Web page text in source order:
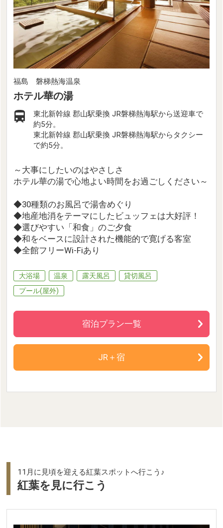
福島 磐梯熱海温泉
ホテル華の湯
東北新幹線 郡山駅乗換 JR磐梯熱海駅から送迎車で
約5分。
東北新幹線 郡山駅乗換 JR磐梯熱海駅からタクシー
で約5分。
～大事にしたいのはやさしさ
ホテル華の湯で心地よい時間をお過ごしください～
◆30種類のお風呂で湯舎めぐり
◆地産地消をテーマにしたビュッフェは大好評！
◆選びやすい「和食」のご夕食
◆和をベースに設計された機能的で寛げる客室
◆全館フリーWi-Fiあり
大浴場 温泉 露天風呂
貸切風呂
プール(屋外)
宿泊プラン一覧
JR＋宿
11月に見頃を迎える紅葉スポットへ行こう♪
紅葉を見に行こう